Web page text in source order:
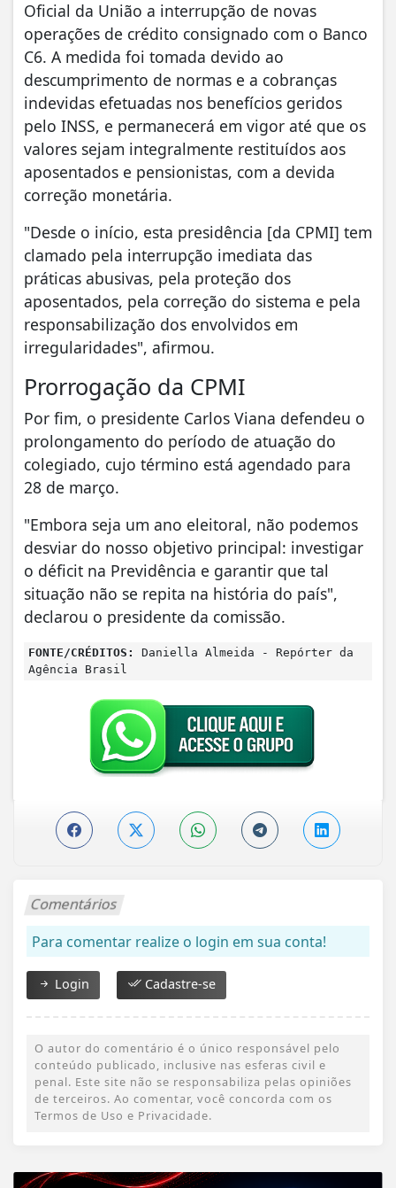
Oficial da União a interrupção de novas
operações de crédito consignado com o Banco
C6. A medida foi tomada devido ao
descumprimento de normas e a cobranças
indevidas efetuadas nos benefícios geridos
pelo INSS, e permanecerá em vigor até que os
valores sejam integralmente restituídos aos
aposentados e pensionistas, com a devida
correção monetária.
"Desde o início, esta presidência [da CPMI] tem
clamado pela interrupção imediata das
práticas abusivas, pela proteção dos
aposentados, pela correção do sistema e pela
responsabilização dos envolvidos em
irregularidades", afirmou.
Prorrogação da CPMI
Por fim, o presidente Carlos Viana defendeu o
prolongamento do período de atuação do
colegiado, cujo término está agendado para
28 de março.
"Embora seja um ano eleitoral, não podemos
desviar do nosso objetivo principal: investigar
o déficit na Previdência e garantir que tal
situação não se repita na história do país",
declarou o presidente da comissão.
FONTE/CRÉDITOS:
Daniella Almeida - Repórter da
Agência Brasil
Comentários
Para comentar realize o login em sua conta!
Login Cadastre-se
O autor do comentário é o único responsável pelo
conteúdo publicado, inclusive nas esferas civil e
penal. Este site não se responsabiliza pelas opiniões
de terceiros. Ao comentar, você concorda com os
Termos de Uso e Privacidade.